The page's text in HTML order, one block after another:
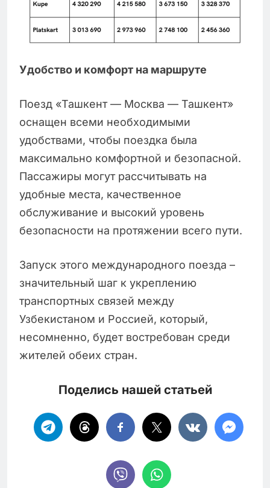
Удобство и комфорт на маршруте
Поезд «Ташкент — Москва — Ташкент»
оснащен всеми необходимыми
удобствами, чтобы поездка была
максимально комфортной и безопасной.
Пассажиры могут рассчитывать на
удобные места, качественное
обслуживание и высокий уровень
безопасности на протяжении всего пути.
Запуск этого международного поезда –
значительный шаг к укреплению
транспортных связей между
Узбекистаном и Россией, который,
несомненно, будет востребован среди
жителей обеих стран.
Поделись нашей статьей